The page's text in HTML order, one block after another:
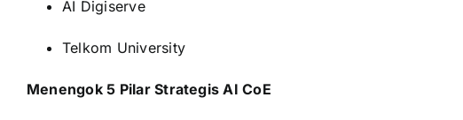
AI Digiserve
Telkom University
Menengok 5 Pilar Strategis AI CoE